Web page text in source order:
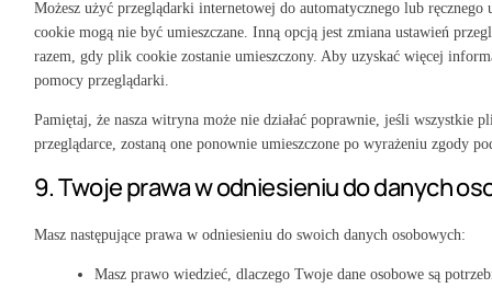
Możesz użyć przeglądarki internetowej do automatycznego lub
cookie mogą nie być umieszczane. Inną opcją jest zmiana ustawień
razem, gdy plik cookie zostanie umieszczony. Aby uzyskać więcej
pomocy przeglądarki.
Pamiętaj, że nasza witryna może nie działać poprawnie, jeśli wszystkie
przeglądarce, zostaną one ponownie umieszczone po wyrażeniu zgody
9. Twoje prawa w odniesieniu do danych
Masz następujące prawa w odniesieniu do swoich danych osobowych:
Masz prawo wiedzieć, dlaczego Twoje dane osobowe są